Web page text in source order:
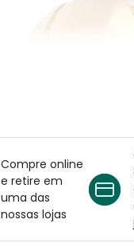
Compre online
e retire em
uma das
nossas lojas